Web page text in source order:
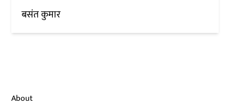
बसंत कुमार
About